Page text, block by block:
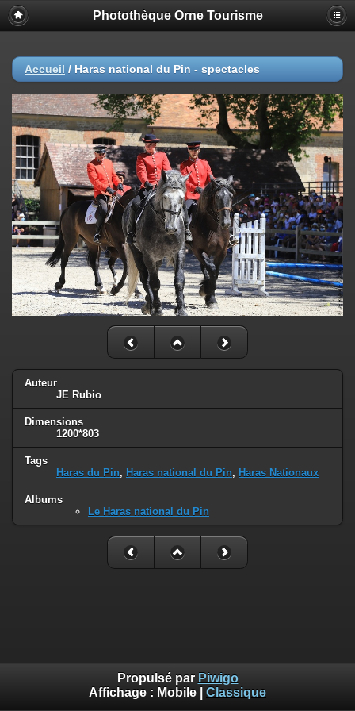
Photothèque Orne Tourisme
Accueil / Haras national du Pin - spectacles
Auteur
JE Rubio
Dimensions
1200*803
Tags
Haras du Pin, Haras national du Pin, Haras Nationaux
Albums
Le Haras national du Pin
Propulsé par Piwigo
Affichage : Mobile Classique